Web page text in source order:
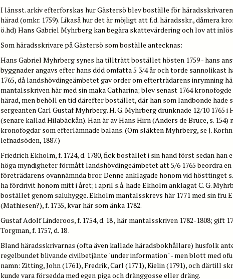
I länsst. arkiv efterforskas hur Gästersö blev boställe för
härad (omkr. 1759). Likaså hur det är möjligt att f.d. häradsskr., dåmera
ö.hd) Hans Gabriel Myhrberg kan begära skattevärdering och lov att
Som häradsskrivare på Gästersö som boställe antecknas:
Hans Gabriel Myhrberg synes ha tillträtt bostället hösten 1759 - hans
byggnader angavs efter hans död omfatta 5 3/4 år och torde sannolikast
1765, då landshövdingeämbetet gav order om efterträdarens inrymning
mantalsskriven här med sin maka Catharina; blev senast 1764
härad, men behöll en tid därefter bostället, där han som landbonde hade
sergeanten Carl Gustaf Myhrberg. H. G. Myhrberg drunknade 12/10 1765
(senare kallad Hilabäckån). Han är av Hans Hirn (Anders de Bruce, s. 154)
kronofogdar som efterlämnade balans. (Om släkten Myhrberg, se J.
lefnadsöden, 1887.)
Friedrich Ekholm, f. 1724, d. 1780, fick bostället i sin hand först sedan han
höga myndigheter förmått landshövdingeämbetet att 5/6 1765 beordra en
företrädarens ovannämnda bror. Denne anklagade honom vid hösttinget
ha fördrivit honom mitt i året; i april s.å. hade Ekholm anklagat C. G.
bostället genom saluhygge. Ekholm mantalsskrevs här 1771 med sin fru
(Mathiesen?), f. 1735, kvar här som änka 1782.
Gustaf Adolf Linderoos, f. 1754, d. 18 , här mantalsskriven 1782-1808; gift
Torgman, f. 1757, d. 18 .
Bland häradsskrivarnas (ofta även kallade häradsbokhållare) husfolk
regelbundet blivande civilbetjänte "under information" - men blott med
namn: Zitting, John (1761), Fredrik, Carl (1771), Kielin (1791), och därtill
kunde vara försedda med egen piga och dränggosse eller dräng.